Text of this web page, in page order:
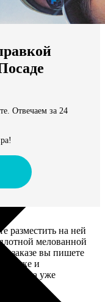
Отвечаем за 24
разместить на ней
мелованной
заказе вы пишете
и
уже